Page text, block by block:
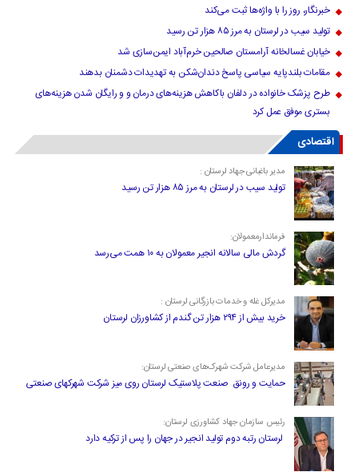
خبرنگار، روز را با واژه‌ها ثبت می‌کند
تولید سیب در لرستان به مرز ۸۵ هزار تن رسید
خیابان غسالخانه آرامستان صالحین خرم‌آباد ایمن‌سازی شد
مقامات بلندپایه سیاسی پاسخ دندان‌شکن به تهدیدات دشمنان بدهند
طرح پزشک خانواده در دلفان باکاهش هزینه‌های درمان و و رایگان شدن هزینه‌های
بستری موفق عمل کرد
اقتصادی
مدیر باغبانی جهاد لرستان :
تولید سیب در لرستان به مرز ۸۵ هزار تن رسید
فرماندارمعمولان:
گردش مالی سالانه انجیر معمولان به ۱۰ همت می‌رسد
مدیرکل غله و خدمات بازرگانی لرستان :
خرید بیش از ۲۹۴ هزار تن گندم از کشاورزان لرستان
مدیرعامل شرکت شهرک‌های صنعتی لرستان:
حمایت و رونق صنعت پلاستیک لرستان روی میز شرکت شهرکهای صنعتی
رئیس سازمان جهاد کشاورزی لرستان:
لرستان رتبه دوم تولید انجیر در جهان را پس از ترکیه دارد